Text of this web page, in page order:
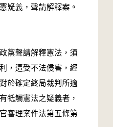
疑義，聲請解釋案。
黨聲請解釋憲法，須
，遭受不法侵害，經
於確定終局裁判所適
牴觸憲法之疑義者，
審理案件法第五條第